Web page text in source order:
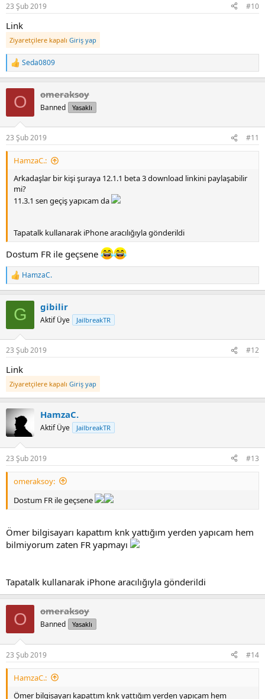
s
23 Şub 2019 #10
Link
Ziyaretçilere kapalı Giriş yap
R
e
s
:
Seda0809
O omeraksoy
Banned Yasaklı
23 Şub 2019 #11
HamzaC.:
Arkadaşlar bir kişi şuraya 12.1.1 beta 3 download linkini paylaşabilir
mi?
11.3.1 sen geçiş yapıcam da
Tapatalk kullanarak iPhone aracılığıyla gönderildi
Dostum FR ile geçsene
R
e
s
HamzaC.
G gibilir
Aktif Üye JailbreakTR
23 Şub 2019 #12
Link
Ziyaretçilere kapalı Giriş yap
HamzaC.
Aktif Üye JailbreakTR
23 Şub 2019 #13
omeraksoy:
Dostum FR ile geçsene
Ömer bilgisayarı kapattım knk yattığım yerden yapıcam hem
bilmiyorum zaten FR yapmayı
Tapatalk kullanarak iPhone aracılığıyla gönderildi
O omeraksoy
Banned Yasaklı
23 Şub 2019 #14
HamzaC.:
Ömer bilgisayarı kapattım knk yattığım yerden yapıcam hem